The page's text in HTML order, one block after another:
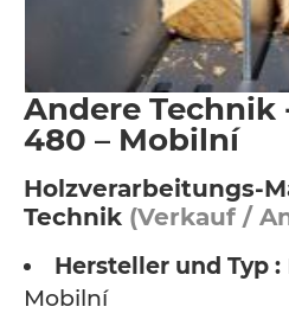
Andere Technik
480 – Mobilní
Holzverarbeitungs-
Technik (Verkauf /
Hersteller und Typ :
Mobilní